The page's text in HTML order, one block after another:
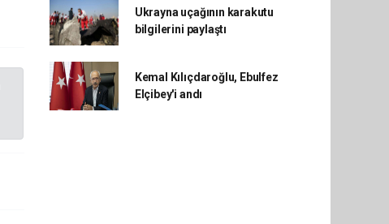
Ukrayna uçağının karakutu
bilgilerini paylaştı
Kemal Kılıçdaroğlu, Ebulfez
Elçibey'i andı